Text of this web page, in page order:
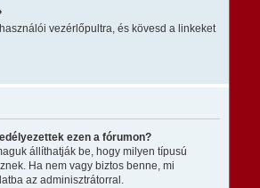
vezérlőpultra, és kövesd a linkeket
ezen a fórumon?
állíthatják be, hogy milyen típusú
Ha nem vagy biztos benne, mi
az adminisztrátorral.